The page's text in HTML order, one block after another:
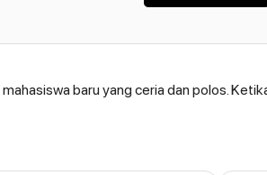
baru yang ceria dan polos.